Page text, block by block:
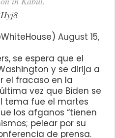
August 15,
se espera que el
y se dirija a
el fracaso en la
vez que Biden se
tema fue el martes
los afganos “tienen
pelear por su
de prensa.